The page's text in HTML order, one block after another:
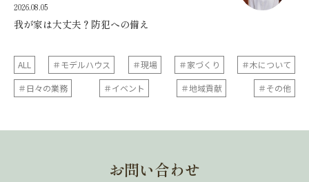
2026.08.05
我が家は大丈夫？防犯への備え
ALL ＃モデルハウス ＃現場 ＃家づくり
＃木について
＃日々の業務
＃イベント ＃地域貢献 ＃その他
お問い合わせ